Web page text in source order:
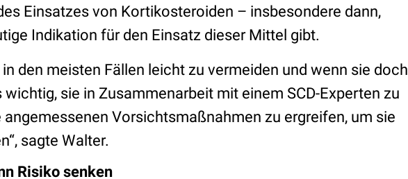
Einsatzes von Kortikosteroiden – insbesondere dann,
Indikation für den Einsatz dieser Mittel gibt.
den meisten Fällen leicht zu vermeiden und wenn sie doch
sie in Zusammenarbeit mit einem SCD-Experten zu
Vorsichtsmaßnahmen zu ergreifen, um sie
sagte Walter.
Risiko senken